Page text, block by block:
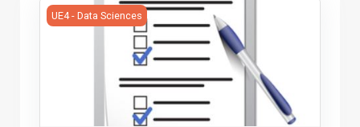
S6 | Techniques et traitement d'enquêtes
UE4 - Data Sciences